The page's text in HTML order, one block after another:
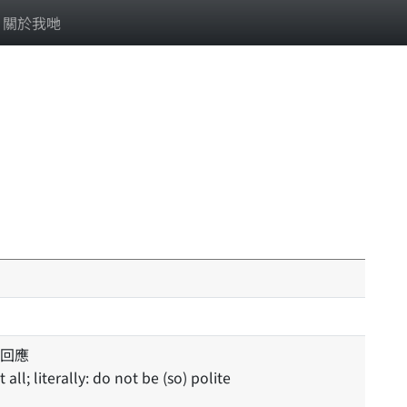
關於我哋
應
all; literally: do not be (so) polite